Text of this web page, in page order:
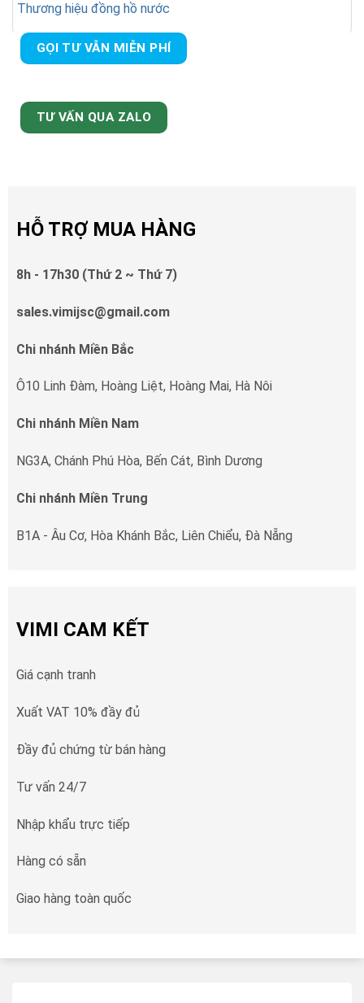
Thương hiệu đồng hồ nước
GỌI TƯ VẪN MIỄN PHÍ
TƯ VẤN QUA ZALO
HỖ TRỢ MUA HÀNG
8h - 17h30 (Thứ 2 ~ Thứ 7)
sales.vimijsc@gmail.com
Chi nhánh Miền Bắc
Ô10 Linh Đàm, Hoàng Liệt, Hoàng Mai, Hà Nôi
Chi nhánh Miền Nam
NG3A, Chánh Phú Hòa, Bến Cát, Bình Dương
Chi nhánh Miền Trung
B1A - Âu Cơ, Hòa Khánh Bắc, Liên Chiểu, Đà Nẵng
VIMI CAM KẾT
Giá cạnh tranh
Xuất VAT 10% đầy đủ
Đầy đủ chứng từ bán hàng
Tư vấn 24/7
Nhập khẩu trực tiếp
Hàng có sẵn
Giao hàng toàn quốc